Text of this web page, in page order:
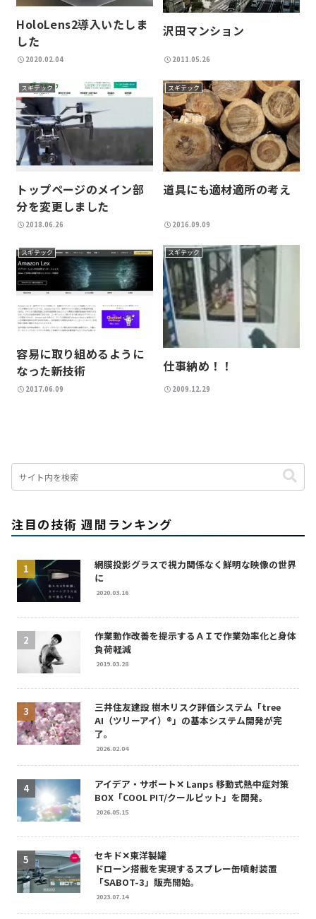
HoloLens2導入いたしま
した
2020.02.04
沢田マンション
2011.05.26
スギテック
トップページのメイン部
分を変更しました
2018.06.26
スギテック
道具にも適材適所の考え
2016.09.09
スギテック
容易に取り組めるように
なった新技術
2017.06.09
スギテック
仕事納め！！
2009.12.29
注目の技術 週間ランキング
網膜投影グラスで視力関係なく鮮明な映像の世界
に
2020.03.16
作業動作改善を提示するＡＩで作業効率化と身体
負荷軽減
2019.03.28
三井住友建設 樹木リスク評価システム「tree
AI（ツリーアイ）®」の基本システム開発が完
了。
2026.02.04
アイデア・サポート✕ Lanps 移動式熱中症対策
BOX「COOL PIT/クールピット」を開発。
2026.05.15
セキド✕東洋製罐
ドローン搭載を実現するスプレー缶噴射装置
「SABOT-3」販売開始。
2023.07.14